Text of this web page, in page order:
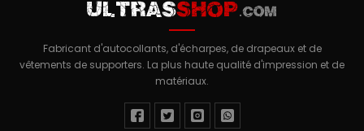
ULTRASSHOP.COM
Fabricant d'autocollants, d'écharpes, de drapeaux et de
vêtements de supporters. La plus haute qualité d'impression et de
matériaux.